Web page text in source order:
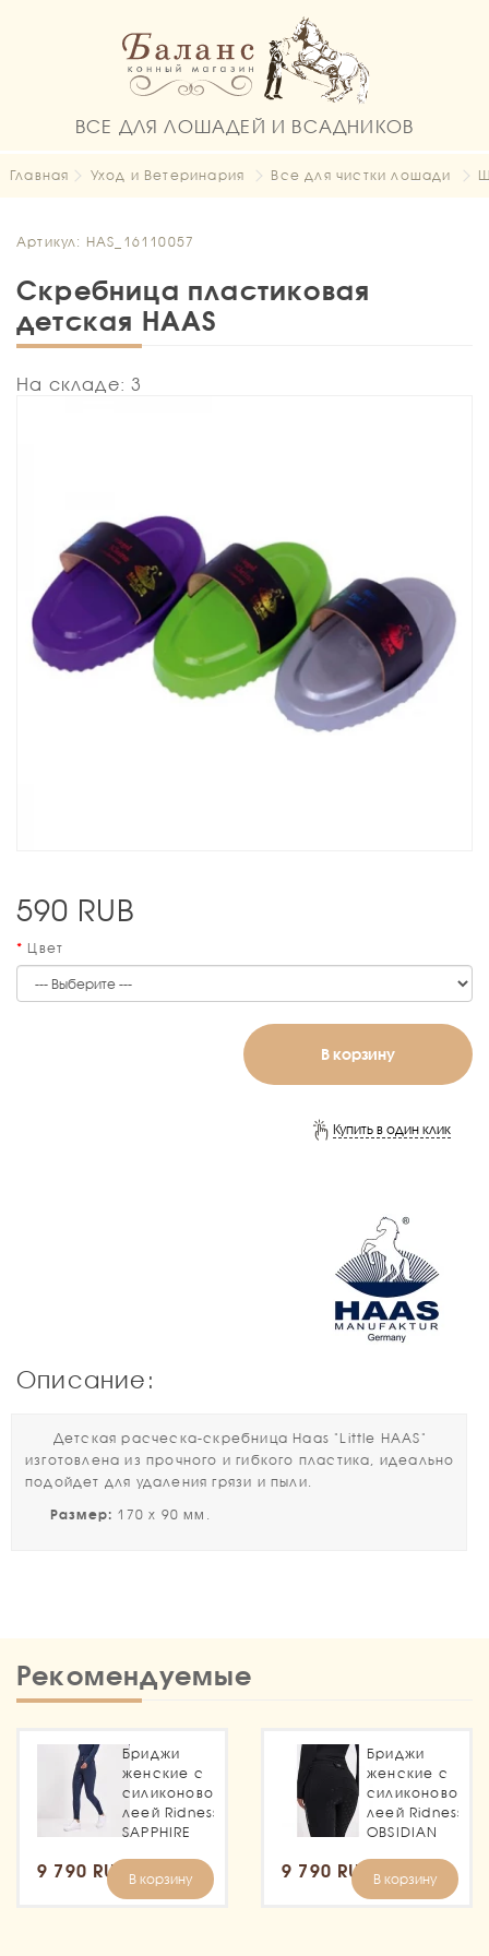
ВСЕ ДЛЯ ЛОШАДЕЙ И ВСАДНИКОВ
Главная Уход и Ветеринария Все для чистки лошади
Артикул: HAS_16110057
Скребница пластиковая
детская HAAS
На складе: 3
590 RUB
Цвет
В корзину
Купить в один клик
Описание:
Детская расческа-скребница Haas "Little HAAS"
изготовлена ​​из прочного и гибкого пластика, идеально
подойдет для удаления грязи и пыли.
Размер: 170 х 90 мм.
Рекомендуемые
Бриджи
женские с
силиконовой
леей Ridness
SAPPHIRE
9 790 RUB В корзину
Бриджи
женские с
силиконовой
леей Ridness
OBSIDIAN
9 790 RUB В корзину